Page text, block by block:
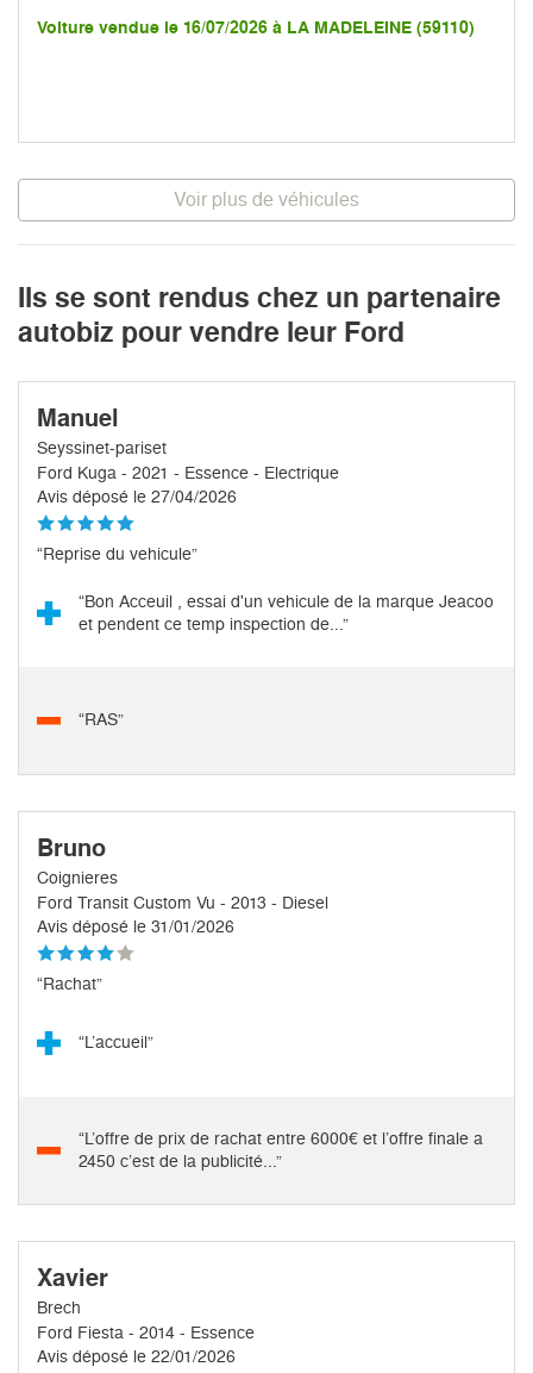
Voiture vendue le 16/07/2026 à LA MADELEINE (59110)
Voir plus de véhicules
Ils se sont rendus chez un partenaire
autobiz pour vendre leur Ford
Manuel
Seyssinet-pariset
Ford Kuga - 2021 - Essence - Electrique
Avis déposé le 27/04/2026
“Reprise du vehicule”
“Bon Acceuil , essai d'un vehicule de la marque Jeacoo
et pendent ce temp inspection de...”
“RAS”
Bruno
Coignieres
Ford Transit Custom Vu - 2013 - Diesel
Avis déposé le 31/01/2026
“Rachat”
“L’accueil”
“L’offre de prix de rachat entre 6000€ et l’offre finale a
2450 c’est de la publicité...”
Xavier
Brech
Ford Fiesta - 2014 - Essence
Avis déposé le 22/01/2026